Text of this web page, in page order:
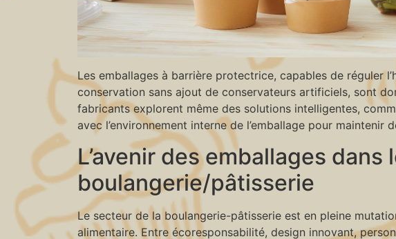
Les emballages à barrière protectrice, capables de réguler
conservation sans ajout de conservateurs artificiels, sont
fabricants explorent même des solutions intelligentes,
avec l’environnement interne de l’emballage pour
L’avenir des emballages
boulangerie/pâtisserie
Le secteur de la boulangerie-pâtisserie est en pleine
alimentaire. Entre écoresponsabilité, design innovant,